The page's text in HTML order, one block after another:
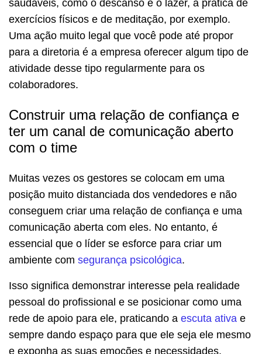
saudáveis, como o descanso e o lazer, a prática de
exercícios físicos e de meditação, por exemplo.
Uma ação muito legal que você pode até propor
para a diretoria é a empresa oferecer algum tipo de
atividade desse tipo regularmente para os
colaboradores.
Construir uma relação de confiança e
ter um canal de comunicação aberto
com o time
Muitas vezes os gestores se colocam em uma
posição muito distanciada dos vendedores e não
conseguem criar uma relação de confiança e uma
comunicação aberta com eles. No entanto, é
essencial que o líder se esforce para criar um
ambiente com segurança psicológica.
Isso significa demonstrar interesse pela realidade
pessoal do profissional e se posicionar como uma
rede de apoio para ele, praticando a escuta ativa e
sempre dando espaço para que ele seja ele mesmo
e exponha as suas emoções e necessidades.